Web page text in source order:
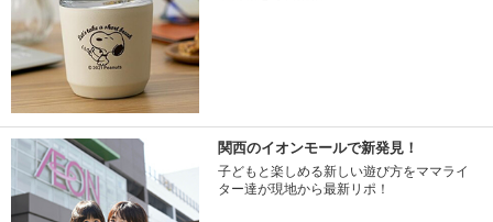
関西のイオンモールで新発見！
子どもと楽しめる新しい遊び方をママライ
ター達が現地から最新リポ！